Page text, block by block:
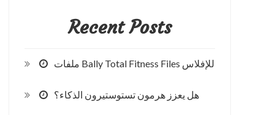
Recent Posts
ملفات Bally Total Fitness Files للإفلاس
هل يعزز هرمون تستوستيرون الذكاء؟